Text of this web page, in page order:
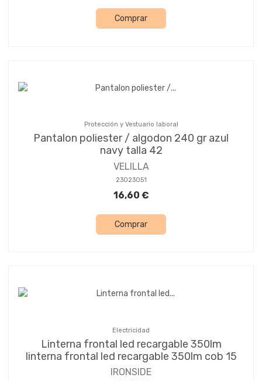
Comprar
Protección y Vestuario laboral
Pantalon poliester / algodon 240 gr azul
navy talla 42
VELILLA
23023051
16,60 €
Comprar
Electricidad
Linterna frontal led recargable 350lm
linterna frontal led recargable 350lm cob 15
IRONSIDE